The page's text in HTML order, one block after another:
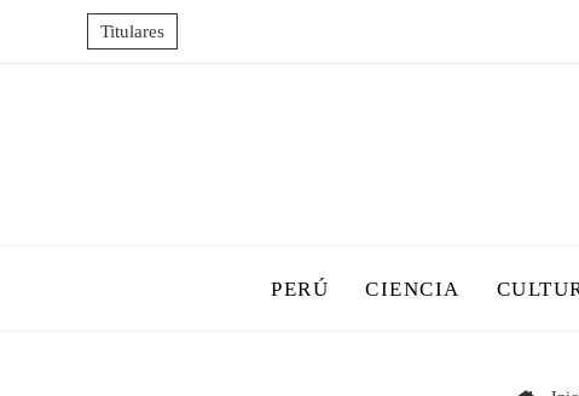
Titulares
PERÚ CIENCIA